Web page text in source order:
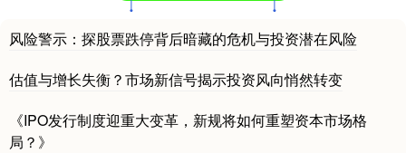
风险警示：探股票跌停背后暗藏的危机与投资潜在风险
估值与增长失衡？市场新信号揭示投资风向悄然转变
《IPO发行制度迎重大变革，新规将如何重塑资本市场格
局？》